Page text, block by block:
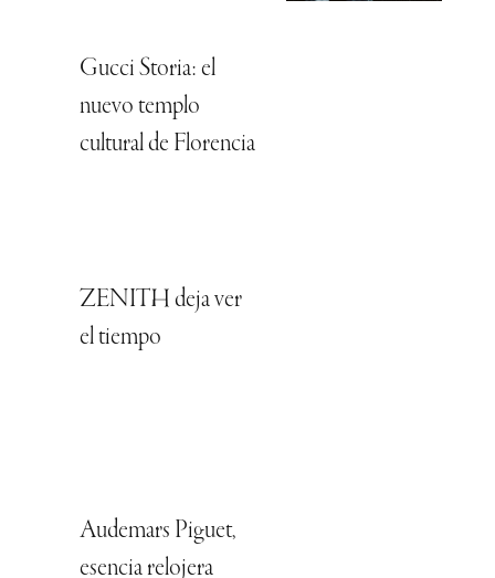
Gucci Storia: el
nuevo templo
cultural de Florencia
ZENITH deja ver
el tiempo
Audemars Piguet,
esencia relojera